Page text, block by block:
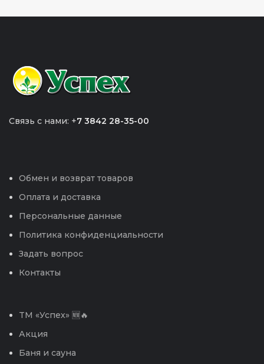
Связь с нами: +7 3842 28-35-00
Обмен и возврат товаров
Оплата и доставка
Персональные данные
Политика конфиденциальности
Задать вопрос
Контакты
TM «Успех» 🆕🔥
Акция
Баня и сауна